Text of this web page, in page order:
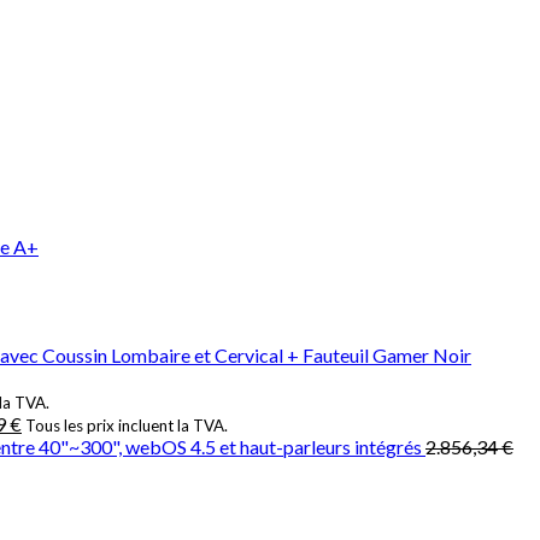
A+
Coussin Lombaire et Cervical + Fauteuil Gamer Noir
TVA.
€ Tous les prix incluent la TVA.
40"~300", webOS 4.5 et haut-parleurs intégrés 2.856,34€